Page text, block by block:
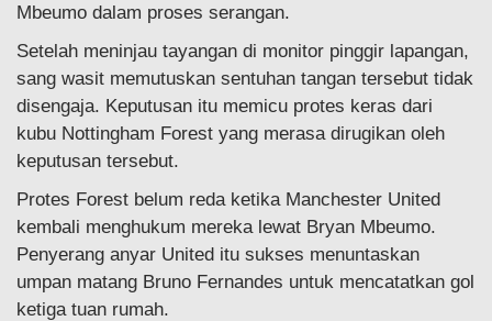
Mbeumo dalam proses serangan.
Setelah meninjau tayangan di monitor pinggir lapangan,
sang wasit memutuskan sentuhan tangan tersebut tidak
disengaja. Keputusan itu memicu protes keras dari
kubu Nottingham Forest yang merasa dirugikan oleh
keputusan tersebut.
Protes Forest belum reda ketika Manchester United
kembali menghukum mereka lewat Bryan Mbeumo.
Penyerang anyar United itu sukses menuntaskan
umpan matang Bruno Fernandes untuk mencatatkan gol
ketiga tuan rumah.